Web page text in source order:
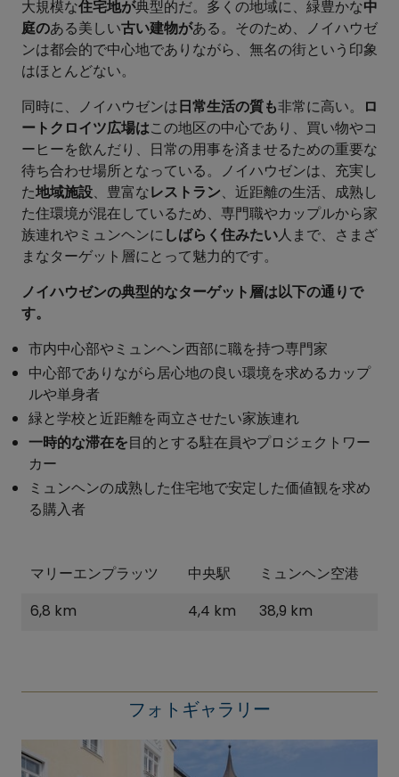
大規模な住宅地が典型的だ。多くの地域に、緑豊かな中
庭のある美しい古い建物がある。そのため、ノイハウゼ
ンは都会的で中心地でありながら、無名の街という印象
はほとんどない。
同時に、ノイハウゼンは日常生活の質も非常に高い。
ロ
ートクロイツ広場はこの地区の中心であり、買い物やコ
ーヒーを飲んだり、日常の用事を済ませるための重要な
待ち合わせ場所となっている。ノイハウゼンは、充実し
た地域施設、豊富なレストラン、近距離の生活、成熟し
た住環境が混在しているため、専門職やカップルから家
族連れやミュンヘンにしばらく住みたい人まで、さまざ
まなターゲット層にとって魅力的です。
ノイハウゼンの典型的なターゲット層は以下の通りで
す。
市内中心部やミュンヘン西部に職を持つ専門家
中心部でありながら居心地の良い環境を求めるカップ
ルや単身者
緑と学校と近距離を両立させたい家族連れ
一時的な滞在を目的とする駐在員やプロジェクトワー
カー
ミュンヘンの成熟した住宅地で安定した価値観を求め
る購入者
マリーエンプラッツ 中央駅
ミュンヘン空港
6,8 km
4,4 km 38,9 km
フォトギャラリー